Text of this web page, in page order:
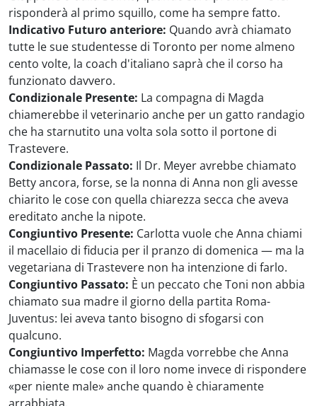
risponderà al primo squillo, come ha sempre fatto.
Indicativo Futuro anteriore: Quando avrà chiamato
tutte le sue studentesse di Toronto per nome almeno
cento volte, la coach d'italiano saprà che il corso ha
funzionato davvero.
Condizionale Presente: La compagna di Magda
chiamerebbe il veterinario anche per un gatto randagio
che ha starnutito una volta sola sotto il portone di
Trastevere.
Condizionale Passato: Il Dr. Meyer avrebbe chiamato
Betty ancora, forse, se la nonna di Anna non gli avesse
chiarito le cose con quella chiarezza secca che aveva
ereditato anche la nipote.
Congiuntivo Presente: Carlotta vuole che Anna chiami
il macellaio di fiducia per il pranzo di domenica — ma la
vegetariana di Trastevere non ha intenzione di farlo.
Congiuntivo Passato: È un peccato che Toni non abbia
chiamato sua madre il giorno della partita Roma-
Juventus: lei aveva tanto bisogno di sfogarsi con
qualcuno.
Congiuntivo Imperfetto: Magda vorrebbe che Anna
chiamasse le cose con il loro nome invece di rispondere
«per niente male» anche quando è chiaramente